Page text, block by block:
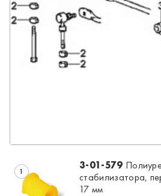
1 3-01-579
стабилизатора,
17 мм